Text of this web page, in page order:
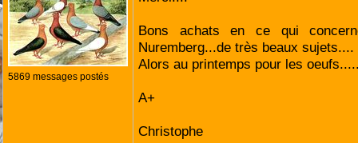
5869 messages postés
Bons achats en ce qui
Nuremberg...de très beaux sujets....
Alors au printemps pour les
A+
Christophe